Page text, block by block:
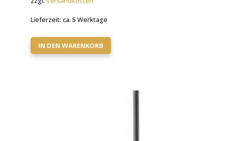
Lieferzeit: ca. 5 Werktage
IN DEN WARENKORB